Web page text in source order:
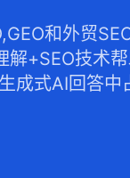
和外贸
解+SEO技术
成式AI回答中